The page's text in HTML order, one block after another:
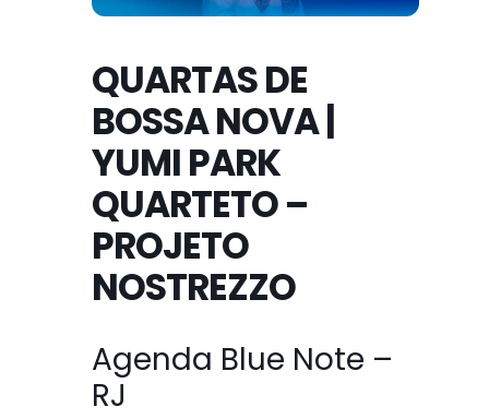
QUARTAS DE
BOSSA NOVA |
YUMI PARK
QUARTETO –
PROJETO
NOSTREZZO
Agenda Blue Note –
RJ